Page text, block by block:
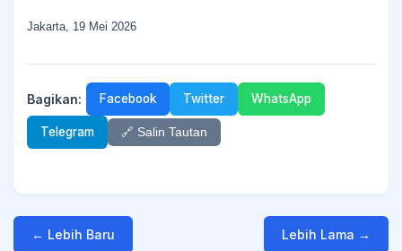
Jakarta, 19 Mei 2026
Bagikan: Facebook Twitter WhatsApp
Telegram 🔗 Salin Tautan
← Lebih Baru Lebih Lama →